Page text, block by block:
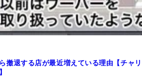
撤退する店が最近増えている理由【チャリ